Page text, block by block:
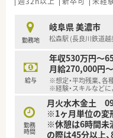
勤務地
岐阜県 美濃市
松森駅 (長良川鉄道
給与
年収530万円～
月給270,000円
※想定・平均残業、各
※経験・スキルなど
勤務
時間
月火水木金土 09
※1ヶ月単位の変
※休憩は6時間未
の際は45分以上